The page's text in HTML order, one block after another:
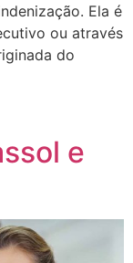
Ela é
ou através
do
e